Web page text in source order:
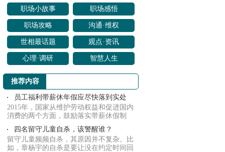
职场小故事 职场感悟
职场攻略 沟通·维权
世相最话题 观点·资讯
心理·调研 智慧人生
推荐内容
员工福利带薪休年假应尽快落到实处
2015年，国家从维护劳动权益和促进国内
消费的两个方面，鼓励落实带薪休假制
度，从法律...
四名留守儿童自杀，该警醒谁？
留守儿童频频自杀，其原因并不复杂。比
如，章杨宇的自杀是要让没在约定时间回